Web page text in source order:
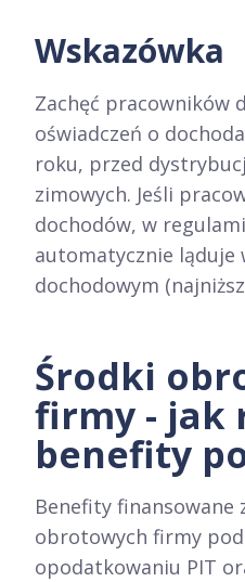
Wskazówka
Zachęć pracowników
oświadczeń o
roku, przed
zimowych. Jeśli
dochodów, w
automatycznie ląduje
dochodowym
Środki
firmy - jak
benefity
Benefity finansowane
obrotowych firmy
opodatkowaniu PIT